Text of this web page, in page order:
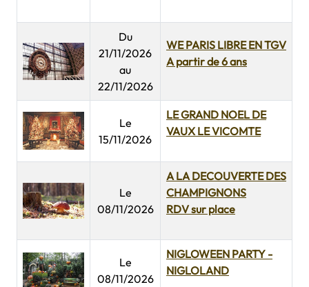
Du
21/11/2026
au
22/11/2026
WE PARIS LIBRE EN TGV
A partir de 6 ans
Le
15/11/2026
LE GRAND NOEL DE
VAUX LE VICOMTE
Le
08/11/2026
A LA DECOUVERTE DES
CHAMPIGNONS
RDV sur place
Le
08/11/2026
NIGLOWEEN PARTY -
NIGLOLAND